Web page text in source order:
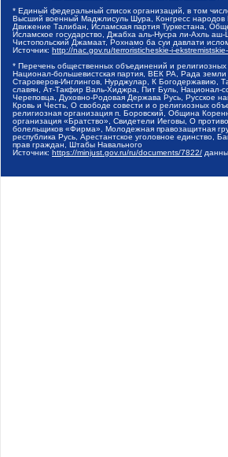
* Единый федеральный список организаций, в том
Высший военный Маджлисуль Шура, Конгресс народов
Движение Талибан, Исламская партия Туркестана,
Исламское государство, Джабха аль-Нусра ли-Ахль
Чистопольский Джамаат, Рохнамо ба суи давлати
Источник: http://nac.gov.ru/terroristicheskie-i-
* Перечень общественных объединений и
Национал-большевистская партия, ВЕК РА, Рада
Староверов-Инглингов, Нурджулар, К Богодержавию,
славян, Ат-Такфир Валь-Хиджра, Пит Буль, Национал-
Череповца, Духовно-Родовая Держава Русь, Русское
Кровь и Честь, О свободе совести и о религиозных
религиозная организация п. Боровский, Община
организация «Братство», Свидетели Иеговы, О
болельщиков «Фирма», Молодежная правозащитная
республика Русь, Арестантское уголовное
прав граждан, Штабы Навального
Источник: https://minjust.gov.ru/ru/documents/7822/